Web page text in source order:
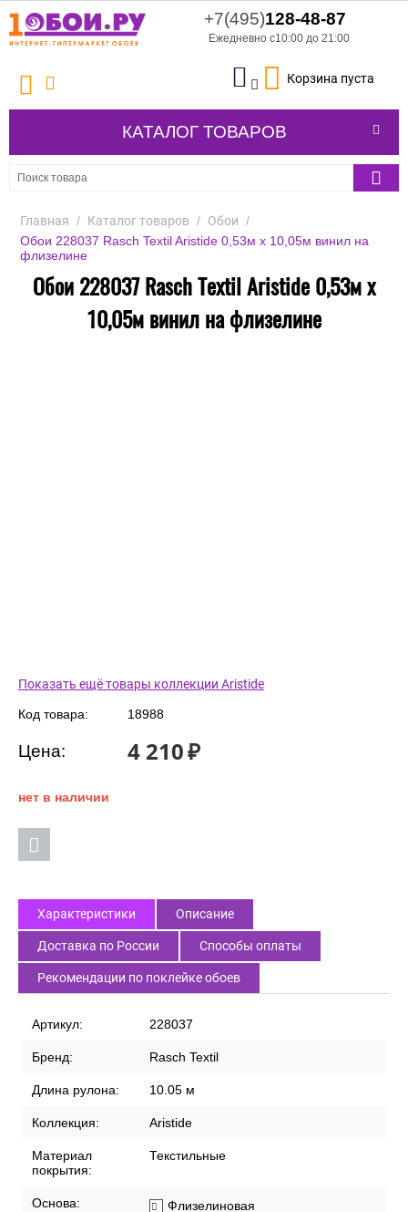
+7(495)128-48-87
Ежедневно с10:00 до 21:00
Корзина пуста
КАТАЛОГ ТОВАРОВ
Главная / Каталог товаров / Обои /
Обои 228037 Rasch Textil Aristide 0,53м x 10,05м винил на
флизелине
Обои 228037 Rasch Textil Aristide 0,53м x
10,05м винил на флизелине
Показать ещё товары коллекции Aristide
Код товара: 18988
Цена: 4 210₽
нет в наличии
Характеристики Описание
Доставка по России Способы оплаты
Рекомендации по поклейке обоев
Артикул: 228037
Бренд: Rasch Textil
Длина рулона: 10.05 м
Коллекция: Aristide
Материал
покрытия:
Текстильные
Основа: Флизелиновая